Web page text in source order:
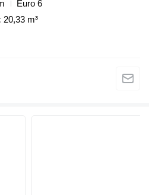
Euro 6
20,33 m³